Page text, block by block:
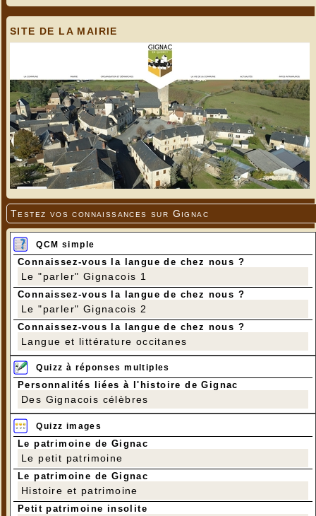
SITE DE LA MAIRIE
Testez vos connaissances sur Gignac
QCM simple
Connaissez-vous la langue de chez nous ?
Le "parler" Gignacois 1
Connaissez-vous la langue de chez nous ?
Le "parler" Gignacois 2
Connaissez-vous la langue de chez nous ?
Langue et littérature occitanes
Quizz à réponses multiples
Personnalités liées à l'histoire de Gignac
Des Gignacois célèbres
Quizz images
Le patrimoine de Gignac
Le petit patrimoine
Le patrimoine de Gignac
Histoire et patrimoine
Petit patrimoine insolite